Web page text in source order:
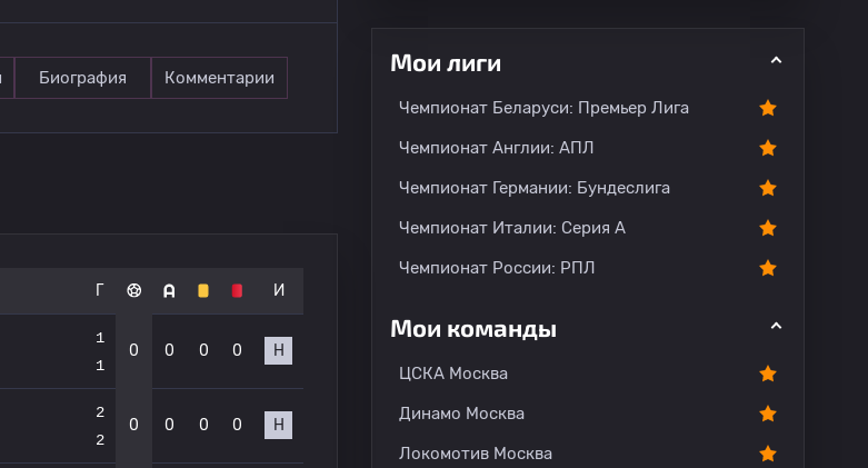
Биография Комментарии
Г И
1
1
0 0 0 0 Н
2
2
0 0 0 0 Н
Мои лиги
Чемпионат Беларуси: Премьер Лига
Чемпионат Англии: АПЛ
Чемпионат Германии: Бундеслига
Чемпионат Италии: Серия А
Чемпионат России: РПЛ
Мои команды
ЦСКА Москва
Динамо Москва
Локомотив Москва